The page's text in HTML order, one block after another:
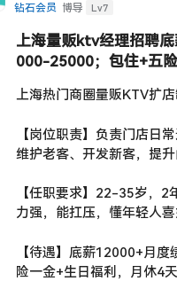
钻石会员 博导 Lv7
上海量贩ktv经理招聘
000-25000；包住+五
上海热门商圈量贩KTV扩
【岗位职责】负责门店日
维护老客、开发新客，提升
【任职要求】22-35岁，2
力强，能扛压，懂年轻人喜
【待遇】底薪12000+月
险一金+生日福利，月休4天